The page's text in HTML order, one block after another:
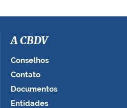
g
e
m
o
t
a
A CBDV
Conselhos
Contato
Documentos
Entidades